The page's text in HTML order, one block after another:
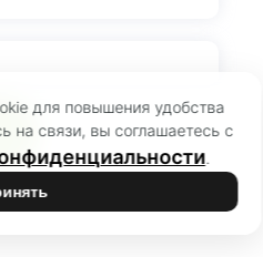
для повышения удобства
на связи, вы соглашаетесь с
.